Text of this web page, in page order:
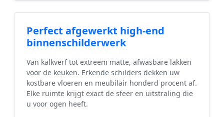
Perfect afgewerkt high-end
binnenschilderwerk
Van kalkverf tot extreem matte, afwasbare lakken
voor de keuken. Erkende schilders dekken uw
kostbare vloeren en meubilair honderd procent af.
Elke ruimte krijgt exact de sfeer en uitstraling die
u voor ogen heeft.